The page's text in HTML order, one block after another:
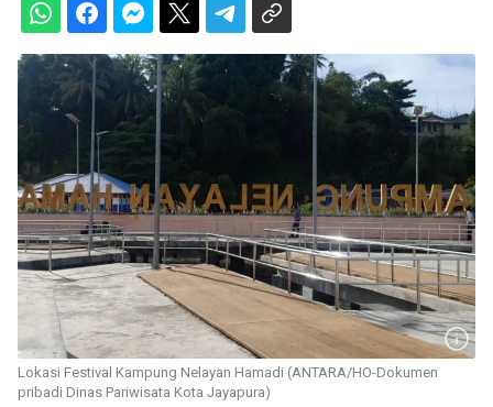
Lokasi Festival Kampung Nelayan Hamadi (ANTARA/HO-Dokumen
pribadi Dinas Pariwisata Kota Jayapura)